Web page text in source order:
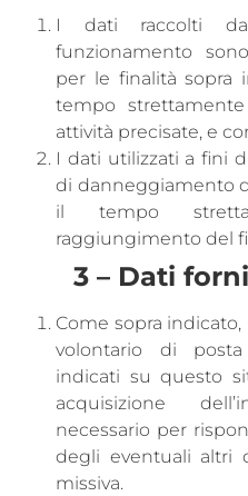
I dati raccolti
funzionamento
per le finalità sopra
tempo
attività precisate, e
I dati utilizzati a fini
di danneggiamento
il tempo
raggiungimento del
3 – Dati
Come sopra indicato,
volontario di
indicati su questo
acquisizione
necessario per
degli eventuali altri
missiva.